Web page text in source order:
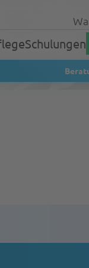
Schulungen